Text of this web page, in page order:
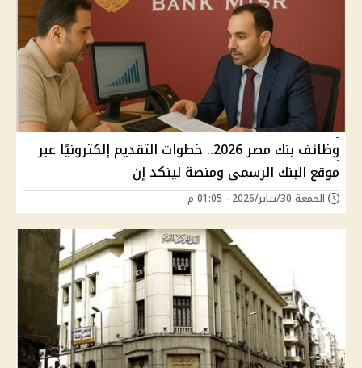
وظائف بنك مصر 2026.. خطوات التقديم إلكترونيًا عبر
موقع البنك الرسمي ومنصة لينكد إن
الجمعة 30/يناير/2026 - 01:05 م